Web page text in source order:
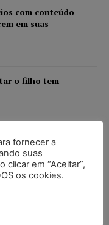
com conteúdo
em suas
o filho tem
de veículos
autistas de todos os
de empregado que
fornecer a
suas
clicar em “Aceitar”,
os cookies.